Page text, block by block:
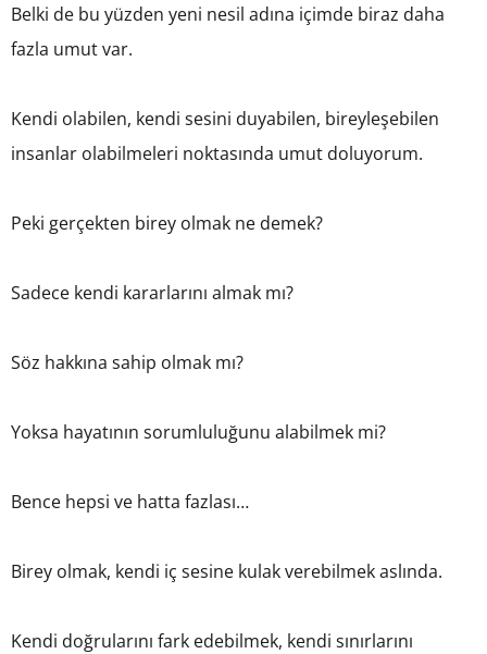
Belki de bu yüzden yeni nesil adına içimde biraz daha
fazla umut var.
Kendi olabilen, kendi sesini duyabilen, bireyleşebilen
insanlar olabilmeleri noktasında umut doluyorum.
Peki gerçekten birey olmak ne demek?
Sadece kendi kararlarını almak mı?
Söz hakkına sahip olmak mı?
Yoksa hayatının sorumluluğunu alabilmek mi?
Bence hepsi ve hatta fazlası…
Birey olmak, kendi iç sesine kulak verebilmek aslında.
Kendi doğrularını fark edebilmek, kendi sınırlarını